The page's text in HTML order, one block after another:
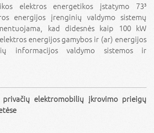
elektros energetikos įstatymo 73³
energijos įrenginių valdymo sistemų
kad didesnės kaip 100 kW
energijos gamybos ir (ar) energijos
informacijos valdymo sistemos ir
elektromobilių įkrovimo prieigų